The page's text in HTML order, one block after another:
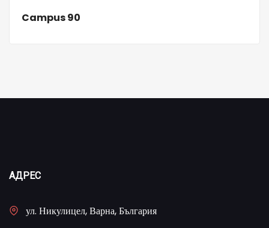
Campus 90
АДРЕС
ул. Никулицел, Варна, България